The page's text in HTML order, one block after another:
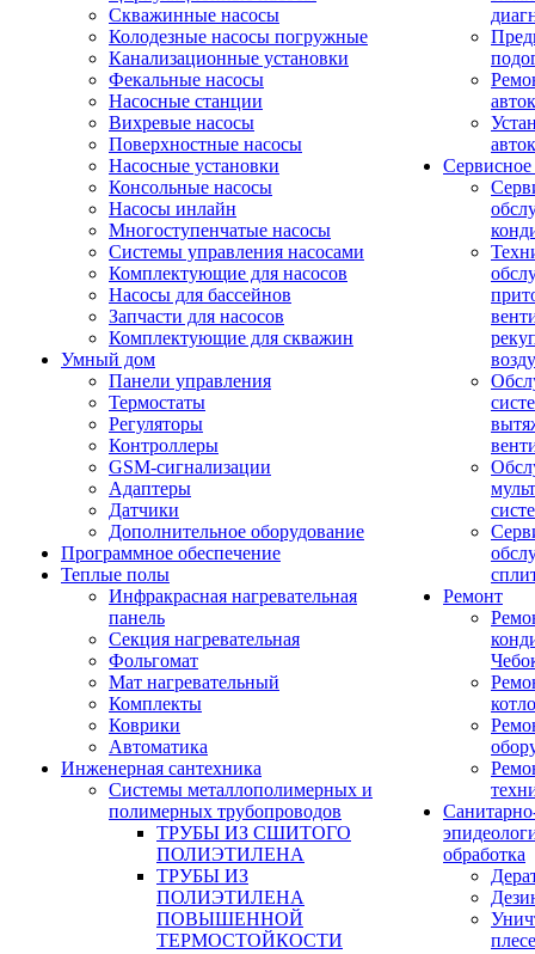
Скважинные насосы
Колодезные насосы погружные
Канализационные установки
Фекальные насосы
Насосные станции
Вихревые насосы
Поверхностные насосы
Насосные установки
Консольные насосы
Насосы инлайн
Многоступенчатые насосы
Системы управления насосами
Комплектующие для насосов
Насосы для бассейнов
Запчасти для насосов
Комплектующие для скважин
Умный дом
Панели управления
Термостаты
Регуляторы
Контроллеры
GSM-сигнализации
Адаптеры
Датчики
Дополнительное оборудование
Программное обеспечение
Теплые полы
Инфракрасная нагревательная
панель
Секция нагревательная
Фольгомат
Мат нагревательный
Комплекты
Коврики
Автоматика
Инженерная сантехника
Системы металлополимерных и
полимерных трубопроводов
ТРУБЫ ИЗ СШИТОГО
ПОЛИЭТИЛЕНА
ТРУБЫ ИЗ
ПОЛИЭТИЛЕНА
ПОВЫШЕННОЙ
ТЕРМОСТОЙКОСТИ
Ремонт
обработка